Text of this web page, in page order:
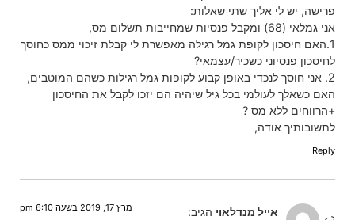
פרישה, יש לי אליך שתי שאלות:
אני גמלאי (68) ומקבל פנסיות שמחייבות תשלום מס,
1.האם חיסכון לקופת גמל רגילה מאפשרת לי קבלת זיכוי ממס כחוסך
לחיסכון פנסיוני כשכיר/עצמאי?
2. אני חוסך לנכדי באופן קבוע לקופות גמל רגילות כשהם המוטבים,
האם כשאלך לעולמי בכל גיל שיהיה הם יזכו לקבל את החיסכון
+הרווחים ללא מס ?
לתשובותיך אודה,
Reply
אייל מנדלאוי הגיב: מרץ 17, 2019 בשעה 6:10 pm